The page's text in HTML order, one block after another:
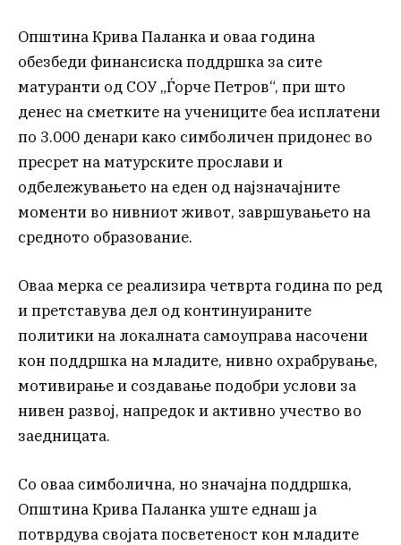
Општина Крива Паланка и оваа година
обезбеди финансиска поддршка за сите
матуранти од СОУ „Ѓорче Петров“, при што
денес на сметките на учениците беа исплатени
по 3.000 денари како симболичен придонес во
пресрет на матурските прослави и
одбележувањето на еден од најзначајните
моменти во нивниот живот, завршувањето на
средното образование.
Оваа мерка се реализира четврта година по ред
и претставува дел од континуираните
политики на локалната самоуправа насочени
кон поддршка на младите, нивно охрабрување,
мотивирање и создавање подобри услови за
нивен развој, напредок и активно учество во
заедницата.
Со оваа симболична, но значајна поддршка,
Општина Крива Паланка уште еднаш ја
потврдува својата посветеност кон младите